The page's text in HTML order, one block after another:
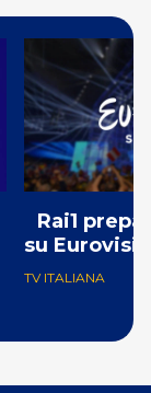
Rai1
su
TV ITALIANA